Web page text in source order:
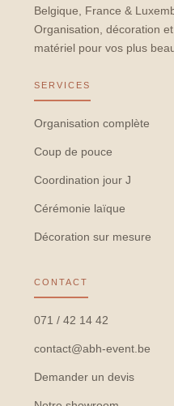
Belgique, France &
Organisation, décoration
matériel pour vos plus
SERVICES
Organisation complète
Coup de pouce
Coordination jour J
Cérémonie laïque
Décoration sur mesure
CONTACT
071 / 42 14 42
contact@abh-event.be
Demander un devis